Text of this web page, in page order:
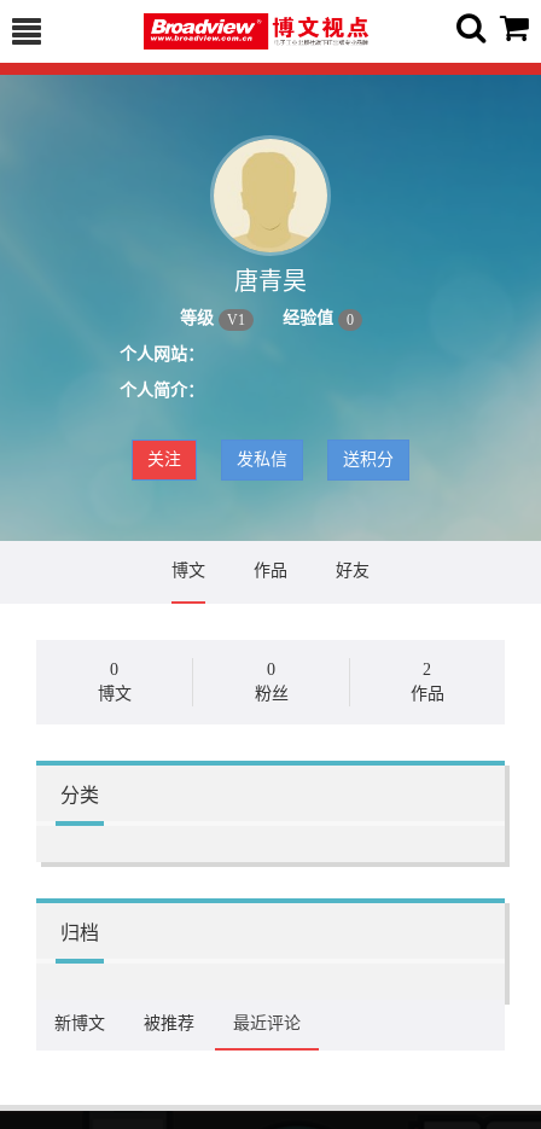
唐青昊
等级 V1 经验值 0
个人网站：
个人简介：
关注 发私信 送积分
博文 作品 好友
0
博文
0
粉丝
2
作品
分类
归档
新博文 被推荐 最近评论